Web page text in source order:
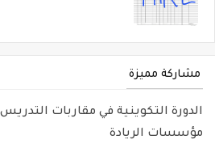
مشاركة مميزة
مؤسسات الريادة